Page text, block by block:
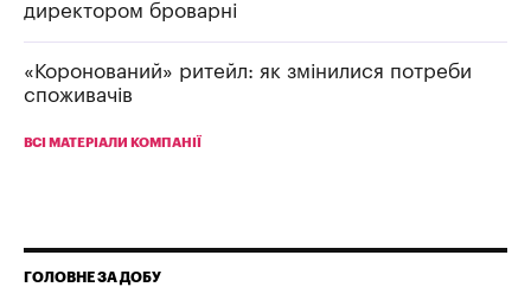
директором броварні
«Коронований» ритейл: як змінилися потреби
споживачів
ВСІ МАТЕРІАЛИ КОМПАНІЇ
ГОЛОВНЕ ЗА ДОБУ